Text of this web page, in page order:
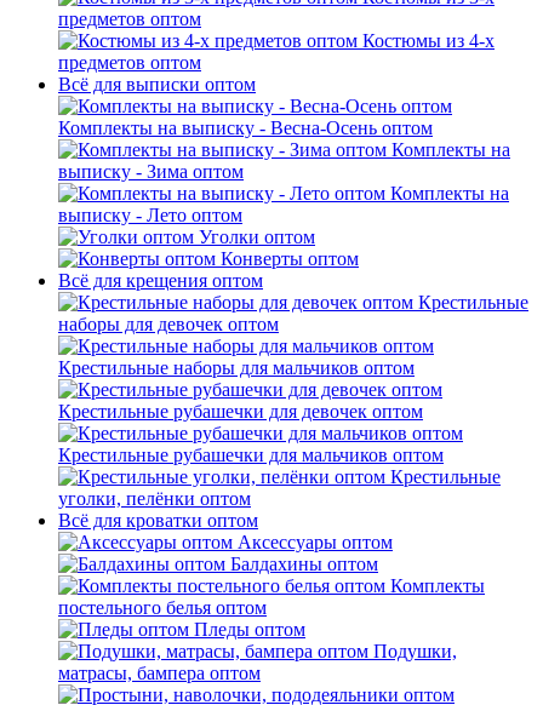
предметов оптом
Костюмы из 4-х
предметов оптом
Всё для выписки оптом
Комплекты на выписку - Весна-Осень оптом
Комплекты на
выписку - Зима оптом
Комплекты на
выписку - Лето оптом
Уголки оптом
Конверты оптом
Всё для крещения оптом
Крестильные
наборы для девочек оптом
Крестильные наборы для мальчиков оптом
Крестильные рубашечки для девочек оптом
Крестильные рубашечки для мальчиков оптом
Крестильные
уголки, пелёнки оптом
Всё для кроватки оптом
Аксессуары оптом
Балдахины оптом
Комплекты
постельного белья оптом
Пледы оптом
Подушки,
матрасы, бампера оптом